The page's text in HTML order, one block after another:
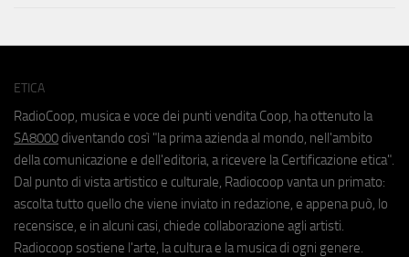
ETICA
RadioCoop, musica e voce dei punti vendita Coop, ha ottenuto la
SA8000 diventando così "la prima azienda al mondo, nell'ambito
della comunicazione e dell'editoria, a ricevere la Certificazione etica".
Dal punto di vista artistico e culturale, Radiocoop vanta un primato:
ascolta tutto quello che viene inviato in redazione, e appena può, lo
recensisce, e in alcuni casi, chiede collaborazione agli artisti.
Radiocoop sostiene l'arte, la cultura e la musica di ogni genere.